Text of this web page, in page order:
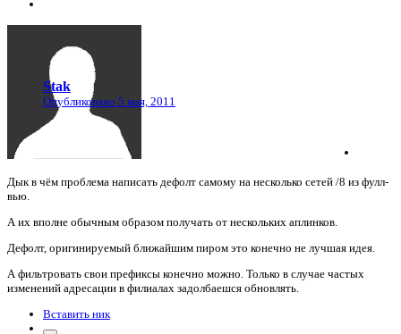
Stak
Опубликовано 5 мая, 2011
Дык в чём проблема написать дефолт самому на несколько сетей /8 из фулл-
вью.
А их вполне обычным образом получать от нескольких аплинков.
Дефолт, оригинируемый ближайшим пиром это конечно не лучшая идея.
А фильтровать свои префиксы конечно можно. Только в случае частых
изменений адресации в филиалах задолбаешся обновлять.
Вставить ник